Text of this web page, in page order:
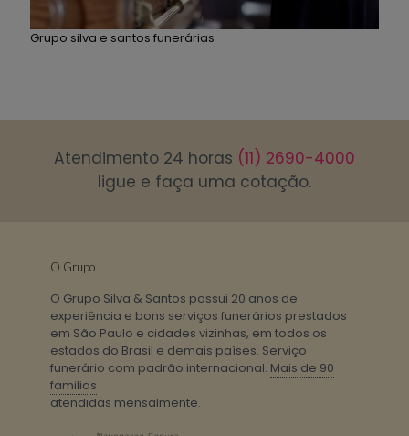
Grupo silva e santos funerárias
Atendimento 24 horas (11) 2690-4000
ligue e faça uma cotação.
O Grupo
O Grupo Silva & Santos possui 20 anos de
experiência e bons serviços funerários prestados
em São Paulo e cidades vizinhas, em todos os
estados do Brasil e demais países. Serviço
funerário com padrão internacional. Mais de 90
familias
atendidas mensalmente.